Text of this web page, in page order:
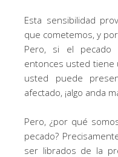
Esta sensibilidad
que cometemos, y
Pero, si el pecado
entonces usted tiene
usted puede
afectado, ¡algo anda
Pero, ¿por qué
pecado?
ser librados de la